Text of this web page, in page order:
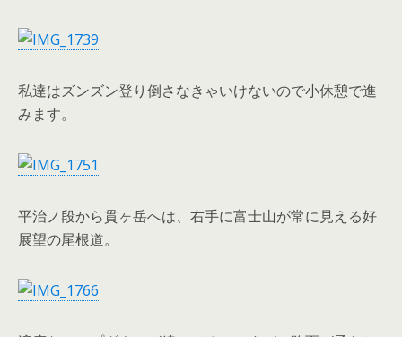
私達はズンズン登り倒さなきゃいけないので小休憩で進
みます。
平治ノ段から貫ヶ岳へは、右手に富士山が常に見える好
展望の尾根道。